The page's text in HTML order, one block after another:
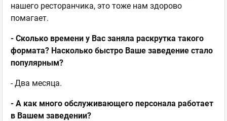
нашего ресторанчика, это тоже нам здорово
помагает.
- Сколько времени у Вас заняла раскрутка такого
формата? Насколько быстро Ваше заведение стало
популярным?
- Два месяца.
- А как много обслуживающего персонала работает
в Вашем заведении?